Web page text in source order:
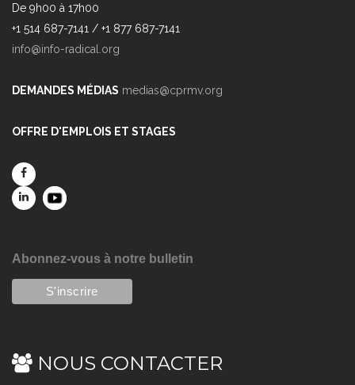
De 9h00 à 17h00
+1 514 687-7141 / +1 877 687-7141
info@info-radical.org
DEMANDES MÉDIAS medias@cprmv.org
OFFRE D'EMPLOIS ET STAGES
Abonnez-vous à notre bulletin
NOUS CONTACTER